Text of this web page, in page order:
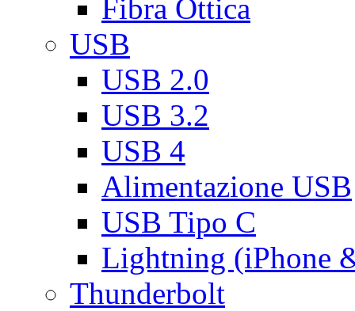
Fibra Ottica
USB
USB 2.0
USB 3.2
USB 4
Alimentazione USB
USB Tipo C
Lightning (iPhone
Thunderbolt